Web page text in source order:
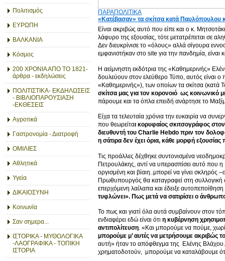
Πολιτισμός
ΕΥΡΩΠΗ
ΒΑΛΚΑΝΙΑ
Κόσμος
200 ΧΡΟΝΙΑ ΑΠΟ ΤΟ 1821-
άρθρα - εκδηλώσεις
ΠΟΛΙΤΙΣΤΙΚΑ- ΕΚΔΗΛΩΣΕΙΣ
- ΒΙΒΛΙΟΠΑΡΟΥΣΙΑΣΗ
-ΕΚΘΕΣΕΙΣ
Αγροτικά
Γαστρονομία - Διατροφή
ΟΜΙΛΙΕΣ
Αθλητικά
Υγεία
ΔΙΚΑΙΟΣΥΝΗ
Κοινωνία
Σαν σημερα...
ΙΣΤΟΡΙΚΑ - ΜΥΘΟΛΟΓΙΚΑ
-ΛΑΟΓΡΑΦΙΚΑ - ΤΟΠΙΚΗ
ΙΣΤΟΡΙΑ
ΠΑΡΑΠΟΛΙΤΙΚΑ
«Κατέβασαν» τα σκίτσα κατά Παυλόπουλου
Είναι ακριβώς αυτό που είπε και ο κ.
λάφυρο της εξουσίας, τότε μετατρέπεται σε
Δεν διευκρίνισε το «όλους» αλλά σίγουρα
εμφανιστήκαν στο site για την πανδημία,
Η αείμνηστη εκδότρια της «Καθημερινής»
δουλεύουν στον ελεύθερο Τύπο, αυτός είναι
«Καθημερινής»), των οποίων τα σκίτσα (κατά
σκίτσα μας για τον κορονοιό ως
πάρουμε και τα όπλα επειδή ανάρτησε το
Είχα τα τελευταία χρόνια την ευκαιρία να
που θεωρείται κορυφαίος σκιτσογράφος
διευθυντή του Charlie Hebdo πριν τον
η σάτιρα δεν έχει όρια, κάθε μορφή εξουσίας
Τις προάλλες δέχθηκε συντονισμένα
Πετρουλάκης, αντί να υπερασπίσει αυτό που
οργισμένη και βίαιη..μπορεί να γίνει
Πρωθυπουργός θα καταγραφεί στη συλλογική
επερχόμενη λαίλαπα και έδειξε
τυφλώνει». Πως μετά να σατιρίσει ο
Το πως και γιατί όλα αυτά συμβαίνουν στον
ενδιαφέρει εδώ είναι ότι η κυβέρνηση
αντιπολίτευση. «Και μπορούμε να πούμε,
μπορούμε μ’ αυτές να μετρήσουμε ακριβώς
αυτή» ήταν το απόφθεγμα της Ελένης Βλάχου.
χρηματοδοτούν, μπορούμε να καταλάβουμε